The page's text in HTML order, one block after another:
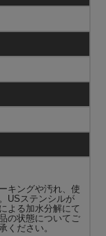
キングや汚れ、使
USステンシルが
よる加水分解にて
の状態についてご
ください。